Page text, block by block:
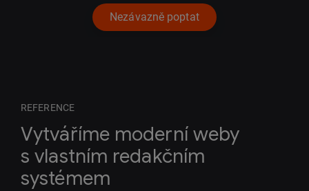
Nezávazně poptat
REFERENCE
Vytváříme moderní weby
s vlastním redakčním
systémem